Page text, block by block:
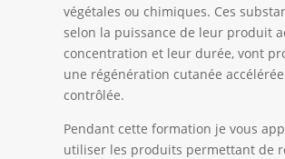
végétales ou chimiques. Ces
selon la puissance de leur produit
concentration et leur durée, vont
une régénération cutanée
contrôlée.
Pendant cette formation je vous
utiliser les produits permettant de